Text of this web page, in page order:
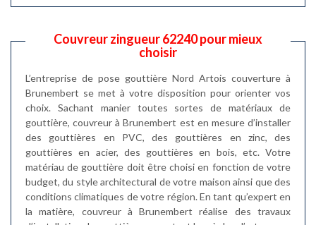
Couvreur zingueur 62240 pour mieux
choisir
L’entreprise de pose gouttière Nord Artois couverture à
Brunembert se met à votre disposition pour orienter vos
choix. Sachant manier toutes sortes de matériaux de
gouttière, couvreur à Brunembert est en mesure d’installer
des gouttières en PVC, des gouttières en zinc, des
gouttières en acier, des gouttières en bois, etc. Votre
matériau de gouttière doit être choisi en fonction de votre
budget, du style architectural de votre maison ainsi que des
conditions climatiques de votre région. En tant qu’expert en
la matière, couvreur à Brunembert réalise des travaux